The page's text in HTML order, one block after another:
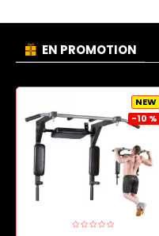
EN PROMOTION
NEW
-10 %